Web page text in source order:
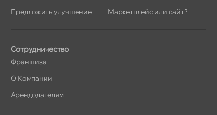
Предложить улучшение
Маркетплейс или сайт?
Сотрудничество
Франшиза
О Компании
Арендодателям